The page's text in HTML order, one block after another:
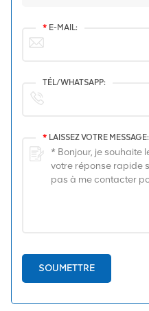
* E-MAIL:
TÉL/WHATSAPP:
* LAISSEZ VOTRE MESSAGE:
SOUMETTRE